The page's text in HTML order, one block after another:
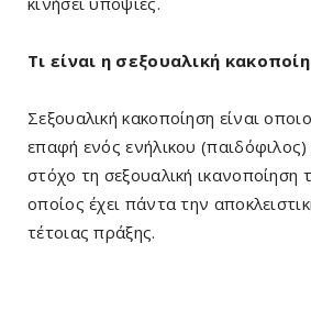
Τι είναι η σεξουαλική
Σεξουαλική κακοποίηση είναι
επαφή ενός ενήλικου (παιδόφιλος)
στόχο τη σεξουαλική ικανοποίηση
οποίος έχει πάντα την
τέτοιας πράξης.